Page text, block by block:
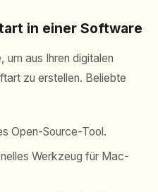
in einer Software
um aus Ihren digitalen
zu erstellen. Beliebte
Open-Source-Tool.
Werkzeug für Mac-